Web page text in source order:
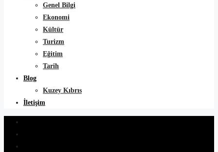
Genel Bilgi
Ekonomi
Kültür
Turizm
Eğitim
Tarih
Blog
Kuzey Kıbrıs
İletişim